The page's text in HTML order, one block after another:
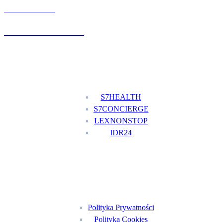
S7HEALTH
S7CONCIERGE
LEXNONSTOP
IDR24
Polityka Prywatności
Polityka Cookies